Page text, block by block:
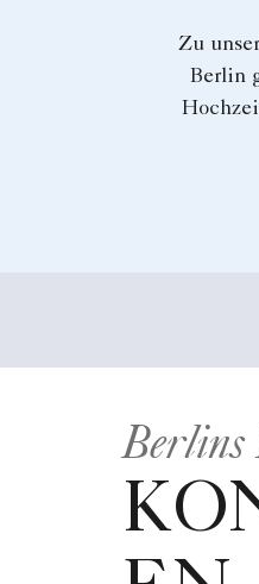
Zu
Berlin
Berlins